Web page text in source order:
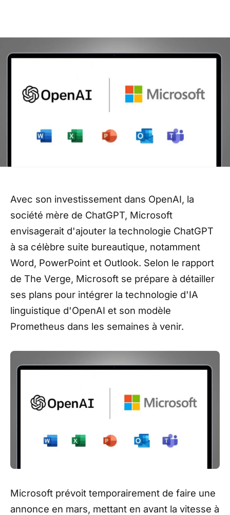
Avec son investissement dans OpenAI, la
société mère de ChatGPT, Microsoft
envisagerait d'ajouter la technologie ChatGPT
à sa célèbre suite bureautique, notamment
Word, PowerPoint et Outlook. Selon le rapport
de The Verge, Microsoft se prépare à détailler
ses plans pour intégrer la technologie d'IA
linguistique d'OpenAI et son modèle
Prometheus dans les semaines à venir.
Microsoft prévoit temporairement de faire une
annonce en mars, mettant en avant la vitesse à